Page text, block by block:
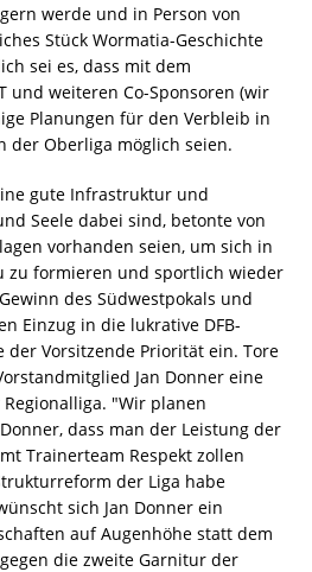
werde und in Person von
Stück Wormatia-Geschichte
sei es, dass mit dem
und weiteren Co-Sponsoren (wir
Planungen für den Verbleib in
der Oberliga möglich seien.
gute Infrastruktur und
Seele dabei sind, betonte von
vorhanden seien, um sich in
zu formieren und sportlich wieder
des Südwestpokals und
Einzug in die lukrative DFB-
der Vorsitzende Priorität ein. Tore
Jan Donner eine
"Wir planen
dass man der Leistung der
Trainerteam Respekt zollen
der Liga habe
sich Jan Donner ein
auf Augenhöhe statt dem
die zweite Garnitur der